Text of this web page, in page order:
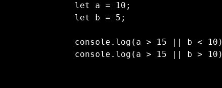
let a = 10 ;
let
b = 5 ;
console . log ( a > 15 b < 10 )
console . log ( a > 15 b > 10 )